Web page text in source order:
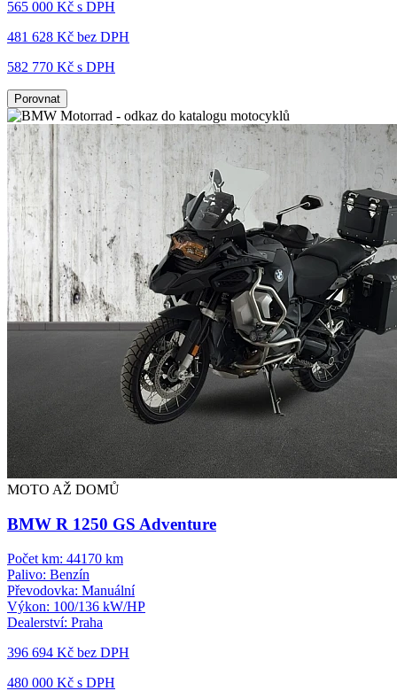
565 000 Kč s DPH
481 628 Kč bez DPH
582 770 Kč s DPH
Porovnat
MOTO AŽ DOMŮ
BMW R 1250 GS Adventure
Počet km: 44170 km
Palivo: Benzín
Převodovka: Manuální
Výkon: 100/136 kW/HP
Dealerství: Praha
396 694 Kč bez DPH
480 000 Kč s DPH